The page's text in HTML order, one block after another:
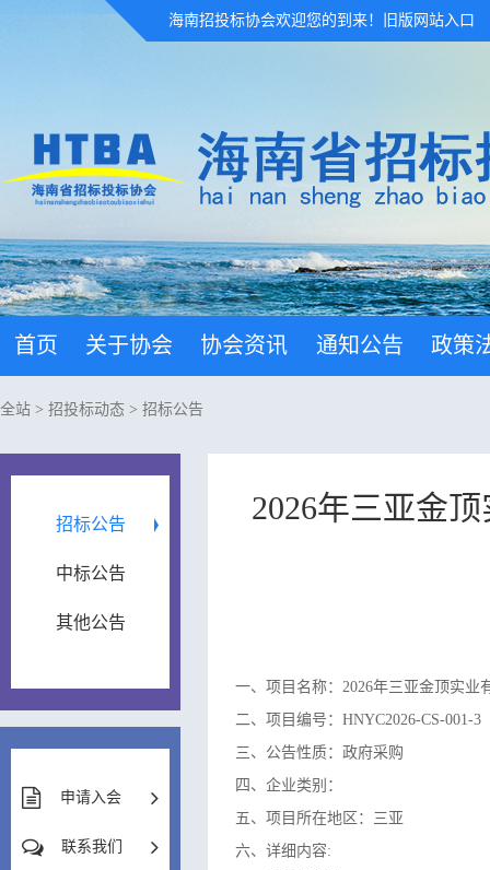
海南招投标协会欢迎您的到来！ 旧版网站入口
首页 关于协会 协会资讯 通知公告 政策
全站 > 招投标动态 > 招标公告
招标公告
中标公告
其他公告
申请入会
联系我们
2026年三亚金
一、项目名称：2026年三亚金顶实
二、项目编号：HNYC2026-CS-001-3
三、公告性质：政府采购
四、企业类别：
五、项目所在地区：三亚
六、详细内容: